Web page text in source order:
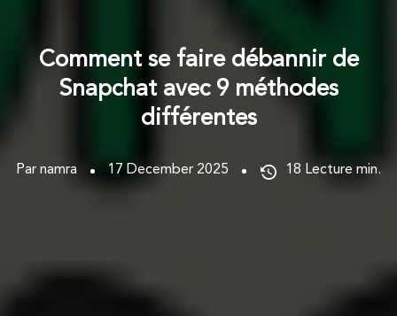
Comment se faire débannir de
Snapchat avec 9 méthodes
différentes
Par namra 17 December 2025 18 Lecture min.